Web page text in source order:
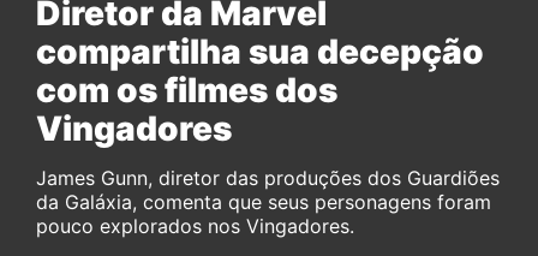
Diretor da Marvel
compartilha sua decepção
com os filmes dos
Vingadores
James Gunn, diretor das produções dos Guardiões
da Galáxia, comenta que seus personagens foram
pouco explorados nos Vingadores.